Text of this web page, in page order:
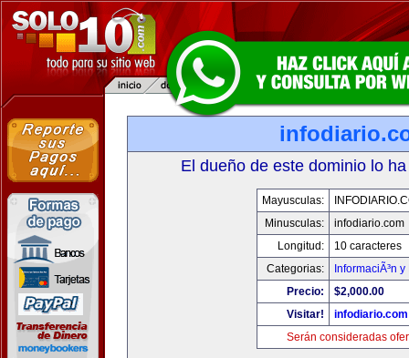
El dueño de este dominio lo
Mayusculas:
Minusculas:
infodiario.com
Longitud:
10 caracteres
Categorias:
InformaciÃ³n
Precio:
$2,000.00
Visitar!
infodiario.com
Serán consideradas